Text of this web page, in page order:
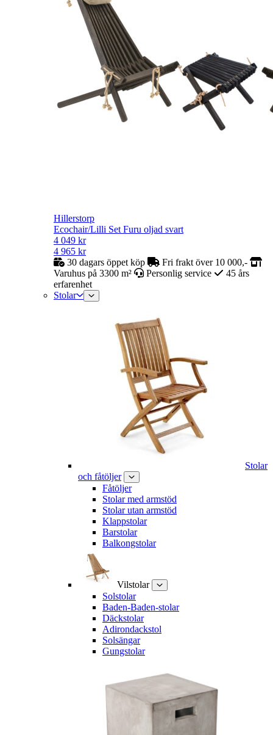
Hillerstorp
Ecochair/Lilli Set Furu oljad svart
4 049 kr
4 965 kr
30 dagars öppet köp
Fri frakt över 10 000,-
Varuhus på 3300 m²
Personlig service
45 års
erfarenhet
Stolar
Stolar
och fåtöljer
Fåtöljer
Stolar med armstöd
Stolar utan armstöd
Klappstolar
Barstolar
Balkongstolar
Vilstolar
Solstolar
Baden-Baden-stolar
Däckstolar
Adirondackstol
Solsängar
Gungstolar